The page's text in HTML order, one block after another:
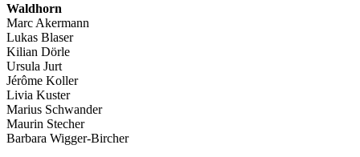
Waldhorn
Marc Akermann
Lukas Blaser
Kilian Dörle
Ursula Jurt
Jérôme Koller
Livia Kuster
Marius Schwander
Maurin Stecher
Barbara Wigger-Bircher